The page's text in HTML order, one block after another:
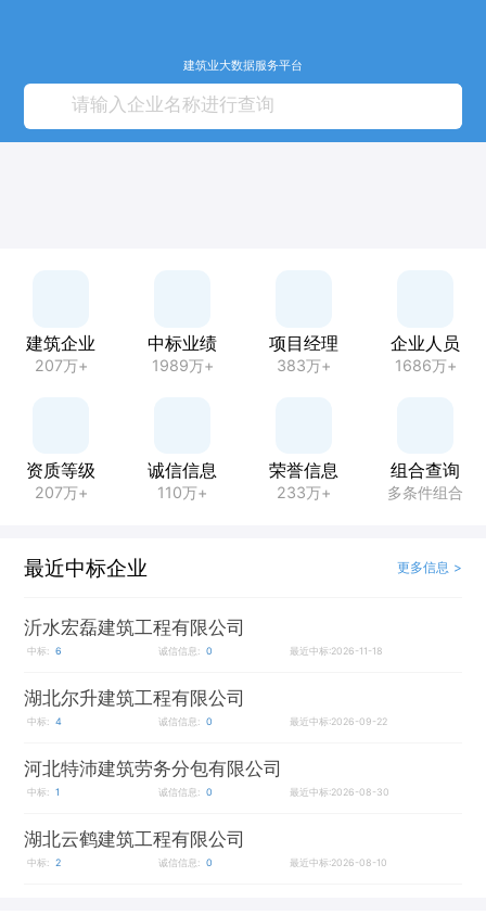
建筑业大数据服务平台
建筑企业
207万+
中标业绩
1989万+
项目经理
383万+
企业人员
1686万+
资质等级
207万+
诚信信息
110万+
荣誉信息
233万+
组合查询
多条件组合
最近中标企业 更多信息 >
沂水宏磊建筑工程有限公司
中标: 6 诚信信息: 0 最近中标:2026-11-18
湖北尔升建筑工程有限公司
中标: 4 诚信信息: 0 最近中标:2026-09-22
河北特沛建筑劳务分包有限公司
中标: 1 诚信信息: 0 最近中标:2026-08-30
湖北云鹤建筑工程有限公司
中标: 2 诚信信息: 0 最近中标:2026-08-10